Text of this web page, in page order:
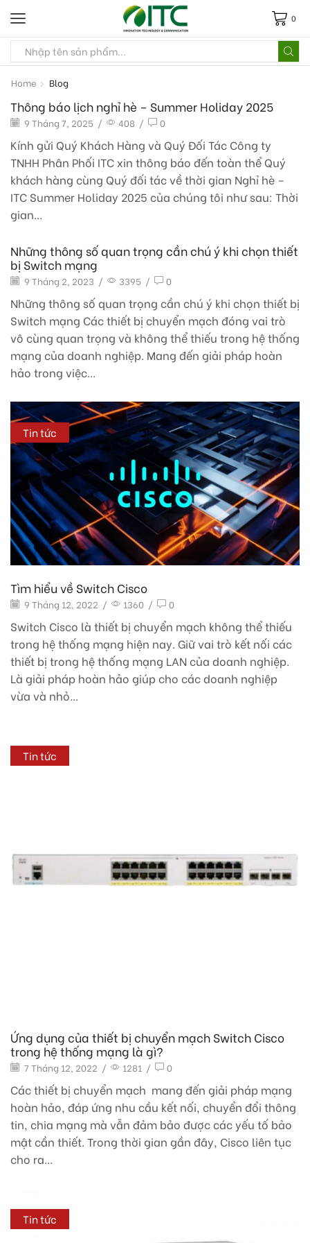
0
Home Blog
Thông báo lịch nghỉ hè – Summer Holiday 2025
9 Tháng 7, 2025 / 408 / 0
Kính gửi Quý Khách Hàng và Quý Đối Tác Công ty
TNHH Phân Phối ITC xin thông báo đến toàn thể Quý
khách hàng cùng Quý đối tác về thời gian Nghỉ hè –
ITC Summer Holiday 2025 của chúng tôi như sau: Thời
gian...
Những thông số quan trọng cần chú ý khi chọn thiết
bị Switch mạng
9 Tháng 2, 2023 / 3395 / 0
Những thông số quan trọng cần chú ý khi chọn thiết bị
Switch mạng Các thiết bị chuyển mạch đóng vai trò
vô cùng quan trọng và không thể thiếu trong hệ thống
mạng của doanh nghiệp. Mang đến giải pháp hoàn
hảo trong việc...
Tin tức
Tìm hiểu về Switch Cisco
9 Tháng 12, 2022 / 1360 / 0
Switch Cisco là thiết bị chuyển mạch không thể thiếu
trong hệ thống mạng hiện nay. Giữ vai trò kết nối các
thiết bị trong hệ thống mạng LAN của doanh nghiệp.
Là giải pháp hoàn hảo giúp cho các doanh nghiệp
vừa và nhỏ...
Tin tức
Ứng dụng của thiết bị chuyển mạch Switch Cisco
trong hệ thống mạng là gì?
7 Tháng 12, 2022 / 1281 / 0
Các thiết bị chuyển mạch mang đến giải pháp mạng
hoàn hảo, đáp ứng nhu cầu kết nối, chuyển đổi thông
tin, chia mạng mà vẫn đảm bảo được các yếu tố bảo
mật cần thiết. Trong thời gian gần đây, Cisco liên tục
cho ra...
Tin tức